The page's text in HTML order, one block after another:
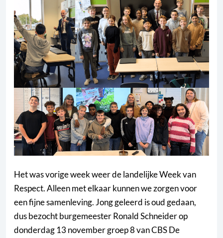
Het was vorige week weer de landelijke Week van
Respect. Alleen met elkaar kunnen we zorgen voor
een fijne samenleving. Jong geleerd is oud gedaan,
dus bezocht burgemeester Ronald Schneider op
donderdag 13 november groep 8 van CBS De